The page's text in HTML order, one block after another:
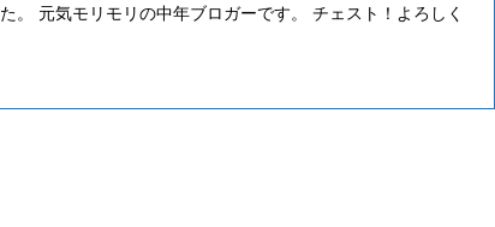
。 元気モリモリの中年ブロガーです。 チェスト！よろしく
末期がんのプロゴルフ
ン・モリスが刻んだ通